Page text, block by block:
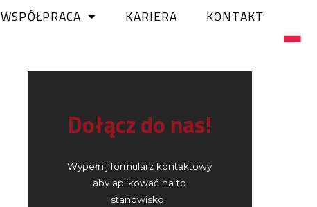
WSPÓŁPRACA KARIERA KONTAKT
Dołącz do nas!
Wypełnij formularz kontaktowy
aby aplikować na to
stanowisko.